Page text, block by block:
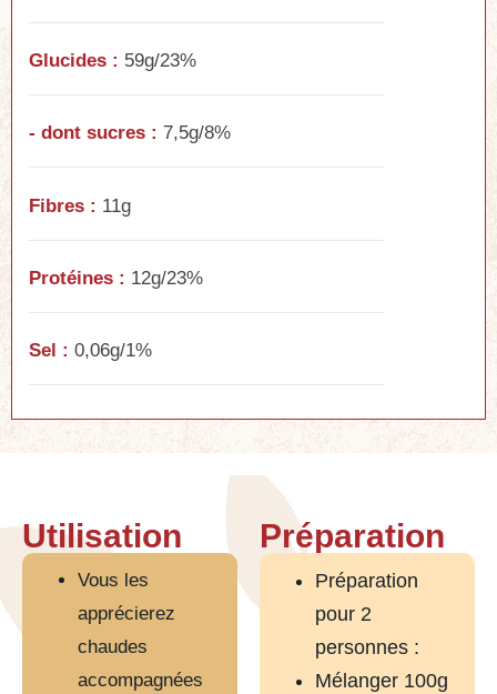
Glucides : 59g/23%
- dont sucres : 7,5g/8%
Fibres : 11g
Protéines : 12g/23%
Sel : 0,06g/1%
Utilisation
Vous les
apprécierez
chaudes
accompagnées
Préparation
Préparation
pour 2
personnes :
Mélanger 100g